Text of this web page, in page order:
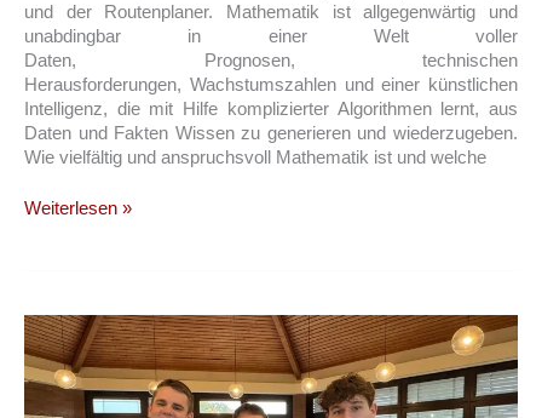
und der Routenplaner. Mathematik ist allgegenwärtig und
unabdingbar in einer Welt voller
Daten, Prognosen, technischen
Herausforderungen, Wachstumszahlen und einer künstlichen
Intelligenz, die mit Hilfe komplizierter Algorithmen lernt, aus
Daten und Fakten Wissen zu generieren und wiederzugeben.
Wie vielfältig und anspruchsvoll Mathematik ist und welche
Zahlen,
der
CRS
Weiterlesen »